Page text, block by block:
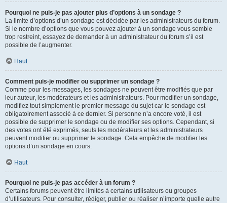
Pourquoi ne puis-je pas ajouter plus d’options à un sondage ?
La limite d’options d’un sondage est décidée par les administrateurs du forum.
Si le nombre d’options que vous pouvez ajouter à un sondage vous semble
trop restreint, essayez de demander à un administrateur du forum s’il est
possible de l’augmenter.
Haut
Comment puis-je modifier ou supprimer un sondage ?
Comme pour les messages, les sondages ne peuvent être modifiés que par
leur auteur, les modérateurs et les administrateurs. Pour modifier un sondage,
modifiez tout simplement le premier message du sujet car le sondage est
obligatoirement associé à ce dernier. Si personne n’a encore voté, il est
possible de supprimer le sondage ou de modifier ses options. Cependant, si
des votes ont été exprimés, seuls les modérateurs et les administrateurs
peuvent modifier ou supprimer le sondage. Cela empêche de modifier les
options d’un sondage en cours.
Haut
Pourquoi ne puis-je pas accéder à un forum ?
Certains forums peuvent être limités à certains utilisateurs ou groupes
d’utilisateurs. Pour consulter, rédiger, publier ou réaliser n’importe quelle autre